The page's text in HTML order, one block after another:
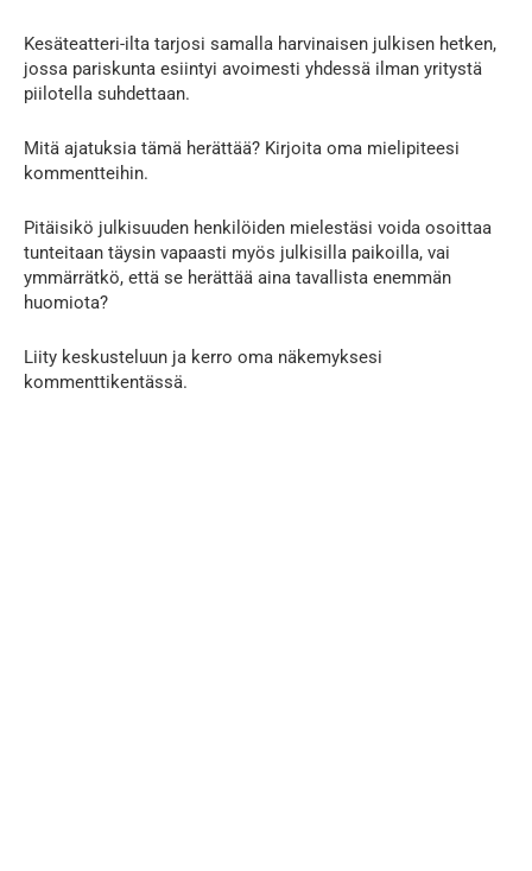
Kesäteatteri-ilta tarjosi samalla harvinaisen julkisen hetken,
jossa pariskunta esiintyi avoimesti yhdessä ilman yritystä
piilotella suhdettaan.
Mitä ajatuksia tämä herättää? Kirjoita oma mielipiteesi
kommentteihin.
Pitäisikö julkisuuden henkilöiden mielestäsi voida osoittaa
tunteitaan täysin vapaasti myös julkisilla paikoilla, vai
ymmärrätkö, että se herättää aina tavallista enemmän
huomiota?
Liity keskusteluun ja kerro oma näkemyksesi
kommenttikentässä.